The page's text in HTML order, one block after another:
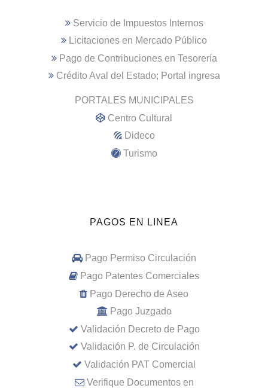
Servicio de Impuestos Internos
Licitaciones en Mercado Público
Pago de Contribuciones en Tesorería
Crédito Aval del Estado; Portal ingresa
PORTALES MUNICIPALES
Centro Cultural
Dideco
Turismo
PAGOS EN LINEA
Pago Permiso Circulación
Pago Patentes Comerciales
Pago Derecho de Aseo
Pago Juzgado
Validación Decreto de Pago
Validación P. de Circulación
Validación PAT Comercial
Verifique Documentos en